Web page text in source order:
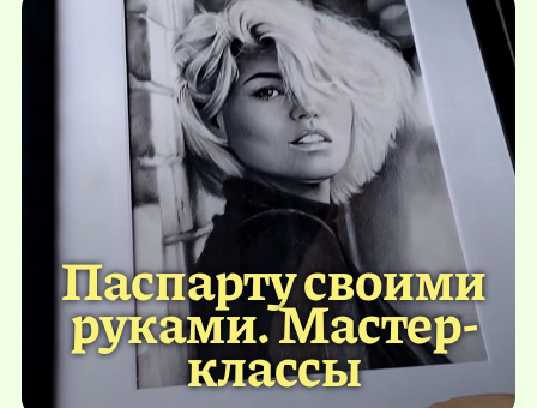
Паспарту своими
руками. Мастер-
классы